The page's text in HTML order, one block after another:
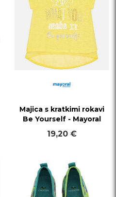
Majica s kratkimi rokavi
Be Yourself - Mayoral
19,20 €